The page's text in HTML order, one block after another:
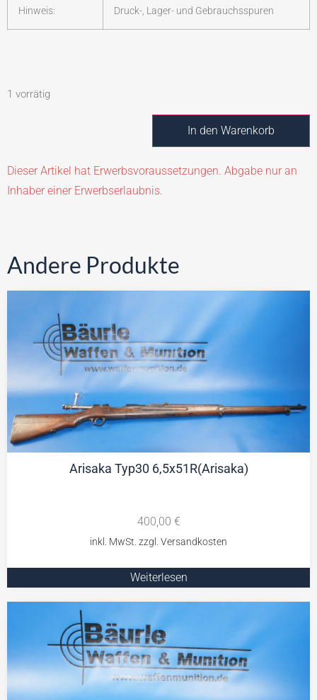
Hinweis: Druck-, Lager- und Gebrauchsspuren
1 vorrätig
In den Warenkorb
Dieser Artikel hat Erwerbsvoraussetzungen. Abgabe nur an
Inhaber einer Erwerbserlaubnis.
Andere Produkte
Arisaka Typ30 6,5x51R(Arisaka)
400,00 €
Weiterlesen